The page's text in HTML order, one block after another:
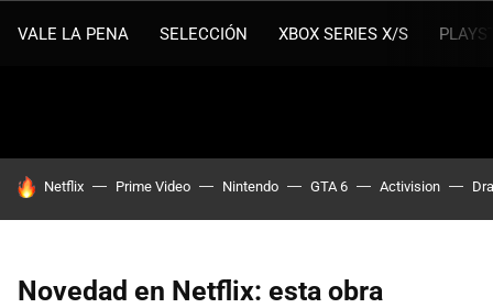
VALE LA PENA SELECCIÓN XBOX SERIES X/S
HOY SE HABLA DE
Netflix Prime Video Nintendo GTA 6 Activision
Novedad en Netflix: esta obra